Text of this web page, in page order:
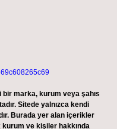
marka, kurum veya şahıs
Sitede yalnızca kendi
Burada yer alan içerikler
ve kişiler hakkında